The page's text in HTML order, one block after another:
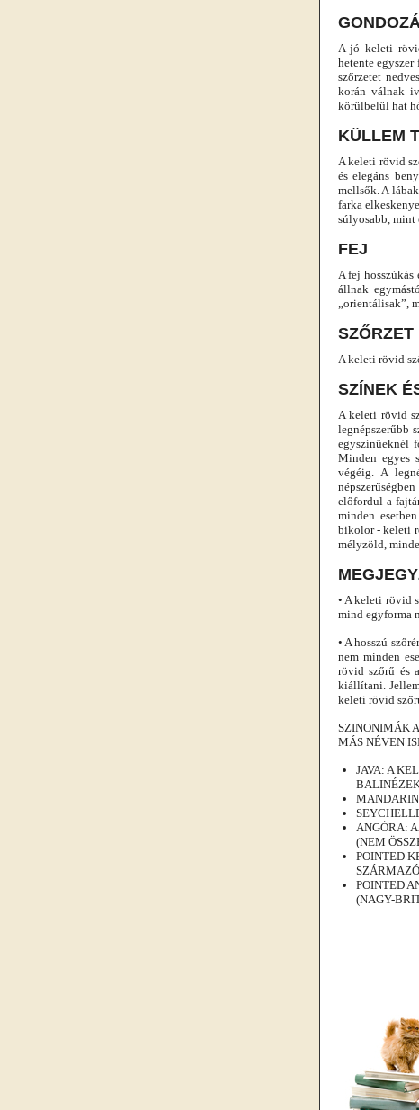
A jó keleti
hetente
szőrzetet
korán válnak
körülbelül hat
KÜLLEM
A keleti rövid
és elegáns
mellsők. A
farka
súlyosabb, mint
FEJ
A fej
állnak
„orientálisak”,
SZŐRZET
A keleti rövid
SZÍNEK
A keleti rövid
legnépszerűbb
egyszínűeknél
Minden egyes
végéig. A
előfordul a
minden
bikolor - keleti
mélyzöld,
• A keleti rövid
mind egyforma
• A hosszú
nem minden
rövid szőrű és
kiállítani.
keleti rövid
SZINONIMÁK
MÁS NÉVEN
JAVA: A
ANGÓRA:
(NEM
POINTED
POINTED
(NAGY-